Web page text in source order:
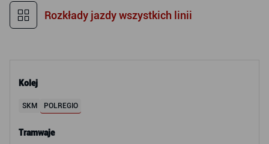
Kolej
SKM POLREGIO
Tramwaje
Rozkłady jazdy wszystkich linii